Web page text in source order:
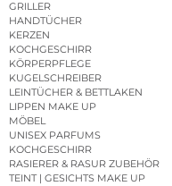
GRILLER
HANDTÜCHER
KERZEN
KOCHGESCHIRR
KÖRPERPFLEGE
KUGELSCHREIBER
LEINTÜCHER & BETTLAKEN
LIPPEN MAKE UP
MÖBEL
UNISEX PARFUMS
KOCHGESCHIRR
RASIERER & RASUR ZUBEHÖR
TEINT | GESICHTS MAKE UP